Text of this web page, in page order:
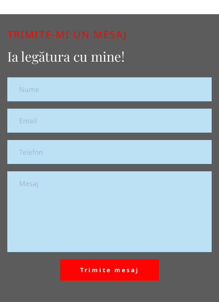
TRIMITE-MI UN MESAJ
Ia legătura cu mine!
Trimite mesaj